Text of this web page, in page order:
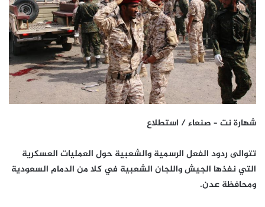
شهارة نت – صنعاء / استطلاع
تتوالى ردود الفعل الرسمية والشعبية حول العمليات العسكرية
التي نفذها الجيش واللجان الشعبية في كلا من الدمام السعودية
ومحافظة عدن.